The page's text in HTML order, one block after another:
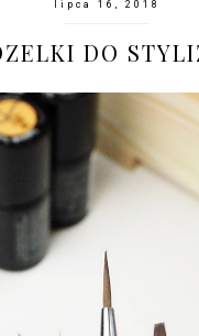
lipca 16, 2018
DO